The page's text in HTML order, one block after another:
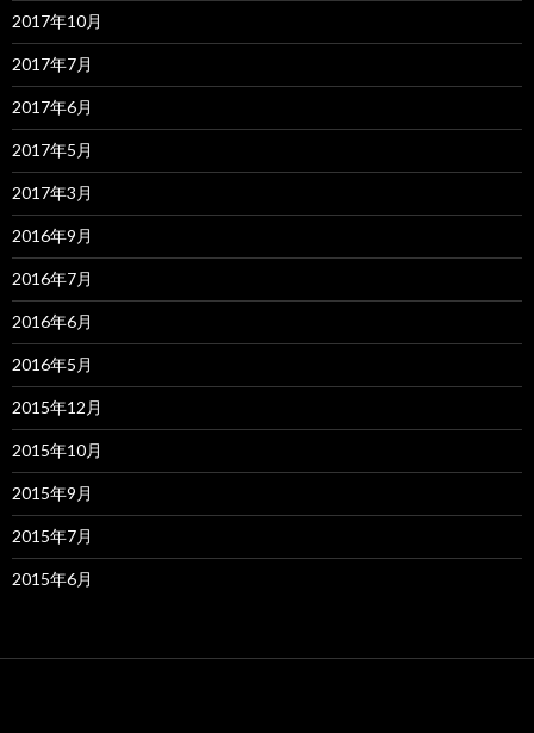
2017年10月
2017年7月
2017年6月
2017年5月
2017年3月
2016年9月
2016年7月
2016年6月
2016年5月
2015年12月
2015年10月
2015年9月
2015年7月
2015年6月